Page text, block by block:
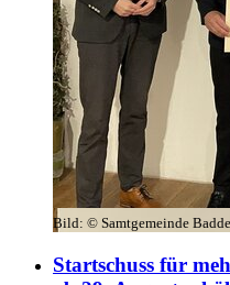
Bild: © Samtgemeinde
Startschuss für